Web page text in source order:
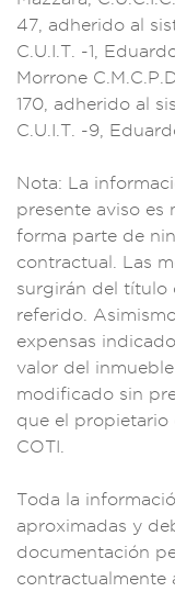
47, adherido al
C.U.I.T. -1,
Morrone
170, adherido al si
C.U .I.T. -9,
Nota: La i
presente aviso es
forma parte de
contractual
. Las
surgirán del título
referido. Asimism
expensas
valor del i
modificado sin
que el propietario
COTI
Toda la info
aproximadas y
documentación
contractual mente